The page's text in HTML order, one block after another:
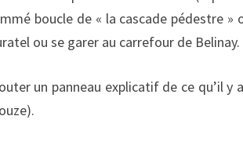
boucle de « la cascade pédestre
ou se garer au carrefour de Belinay.
un panneau explicatif de ce qu’il y